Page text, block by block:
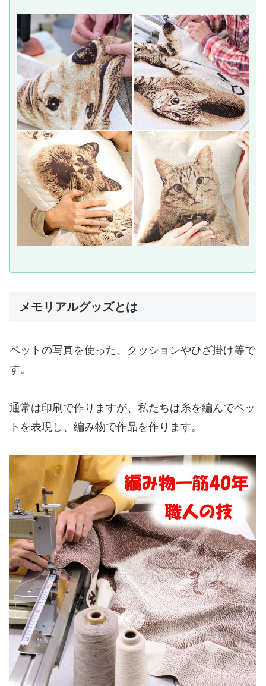
メモリアルグッズとは
ペットの写真を使った、クッションやひざ掛け等で
す。
通常は印刷で作りますが、私たちは糸を編んでペッ
トを表現し、編み物で作品を作ります。